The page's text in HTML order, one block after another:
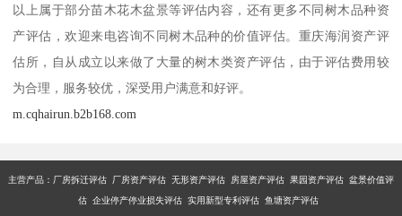
以上属于部分苗木花木盆景等评估内容，还有更多不同树木品种资
产评估，欢迎来电咨询不同树木品种的价值评估。重庆海润资产评
估所，自从成立以来做了大量的树木类资产评估，由于评估费用较
为合理，服务较优，深受用户满意和好评。
m.cqhairun.b2b168.com
主营产品：厂房拆迁评估 厂房资产评估 无形资产评估 房屋资产评估 果园资产评估 盆景价值评
估 企业停产停业损失评估 实用新型专利评估 鱼塘资产评估